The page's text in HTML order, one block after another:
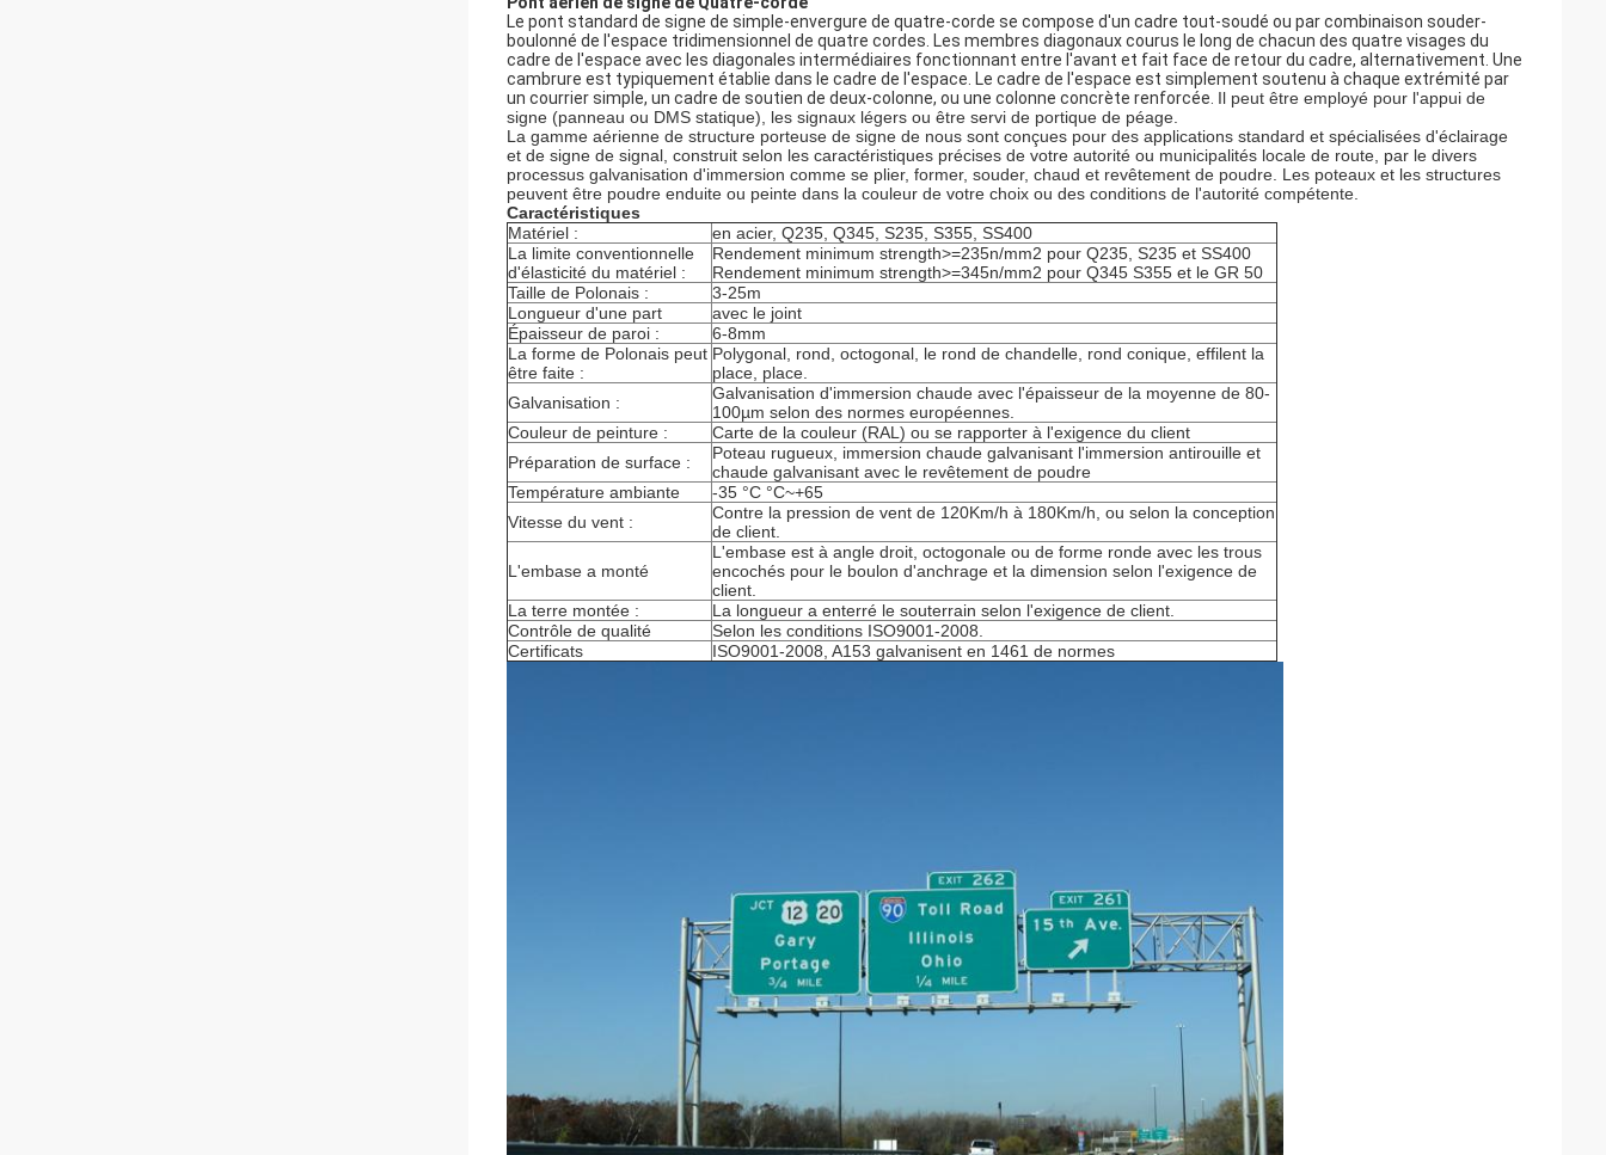
Le pont standard de signe de simple-envergure de quatre-corde se compose d'un cadre tout-soudé ou par combinaison souder-
boulonné de l'espace tridimensionnel de quatre cordes. Les membres diagonaux courus le long de chacun des quatre visages du
cadre de l'espace avec les diagonales intermédiaires fonctionnant entre l'avant et fait face de retour du cadre, alternativement. Une
cambrure est typiquement établie dans le cadre de l'espace. Le cadre de l'espace est simplement soutenu à chaque extrémité par
un courrier simple, un cadre de soutien de deux-colonne, ou une colonne concrète renforcée. Il peut être employé pour l'appui de
signe (panneau ou DMS statique), les signaux légers ou être servi de portique de péage.
La gamme aérienne de structure porteuse de signe de nous sont conçues pour des applications standard et spécialisées d'éclairage
et de signe de signal, construit selon les caractéristiques précises de votre autorité ou municipalités locale de route, par le divers
processus galvanisation d'immersion comme se plier, former, souder, chaud et revêtement de poudre. Les poteaux et les structures
peuvent être poudre enduite ou peinte dans la couleur de votre choix ou des conditions de l'autorité compétente.
Caractéristiques
Matériel :
en acier, Q235, Q345, S235, S355, SS400
La limite conventionnelle
d'élasticité du matériel :
Rendement minimum strength>=235n/mm2 pour Q235, S235 et SS400
Rendement minimum strength>=345n/mm2 pour Q345 S355 et le GR 50
Taille de Polonais :
3-25m
Longueur d'une part
avec le joint
Épaisseur de paroi :
6-8mm
La forme de Polonais peut
être faite :
Polygonal, rond, octogonal, le rond de chandelle, rond conique, effilent la
place, place.
Galvanisation :
Galvanisation d'immersion chaude avec l'épaisseur de la moyenne de 80-
100µm selon des normes européennes.
Couleur de peinture :
Carte de la couleur (RAL) ou se rapporter à l'exigence du client
Préparation de surface :
Poteau rugueux, immersion chaude galvanisant l'immersion antirouille et
chaude galvanisant avec le revêtement de poudre
Température ambiante
-35 °C °C~+65
Vitesse du vent :
Contre la pression de vent de 120Km/h à 180Km/h, ou selon la conception
de client.
L'embase a monté
L'embase est à angle droit, octogonale ou de forme ronde avec les trous
encochés pour le boulon d'anchrage et la dimension selon l'exigence de
client.
La terre montée :
La longueur a enterré le souterrain selon l'exigence de client.
Contrôle de qualité
Selon les conditions ISO9001-2008.
Certificats
ISO9001-2008, A153 galvanisent en 1461 de normes